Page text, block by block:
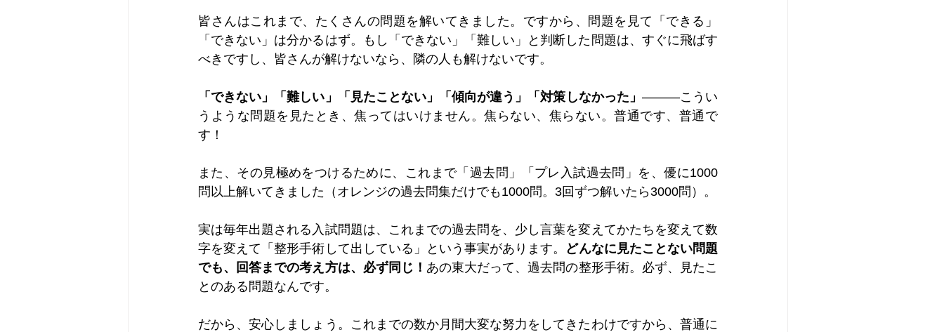
皆さんはこれまで、たくさんの問題を解いてきました。ですから、問題を見て「できる」
「できない」は分かるはず。もし「できない」「難しい」と判断した問題は、すぐに飛ばす
べきですし、皆さんが解けないなら、隣の人も解けないです。
「できない」「難しい」「見たことない」「傾向が違う」「対策しなかった」 ―――こうい
うような問題を見たとき、焦ってはいけません。焦らない、焦らない。普通です、普通で
す！
また、その見極めをつけるために、これまで「過去問」「プレ入試過去問」を、優に1000
問以上解いてきました（オレンジの過去問集だけでも1000問。3回ずつ解いたら3000問）。
実は毎年出題される入試問題は、これまでの過去問を、少し言葉を変えてかたちを変えて数
字を変えて「整形手術して出している」という事実があります。 どんなに見たことない問題
でも、回答までの考え方は、必ず同じ！ あの東大だって、過去問の整形手術。必ず、見たこ
とのある問題なんです。
だから、安心しましょう。これまでの数か月間大変な努力をしてきたわけですから、普通に